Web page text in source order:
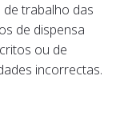
trabalho das
de dispensa
ou de
incorrectas.